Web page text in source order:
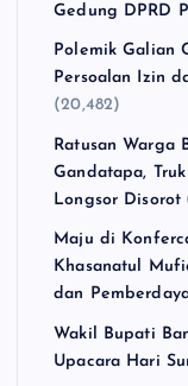
Gedung DPRD
Polemik Galian
Persoalan Izin
(20,482)
Ratusan Warga
Gandatapa,
Longsor Disorot
Maju di
Khasanatul
dan
Wakil Bupati
Upacara Hari